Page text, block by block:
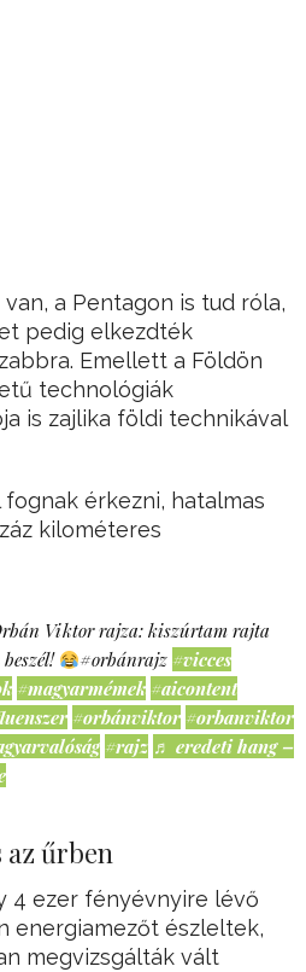
a Pentagon is tud róla,
pedig elkezdték
Emellett a Földön
technológiák
is zajlika földi technikával
érkezni, hatalmas
kilométeres
Viktor rajza: kiszúrtam rajta
#orbánrajz #vicces
#magyarmémek #aicontent
#orbánviktor #orbanviktor
#rajz ♬ eredeti hang –
az űrben
4 ezer fényévnyire lévő
energiamezőt észleltek,
megvizsgálták vált